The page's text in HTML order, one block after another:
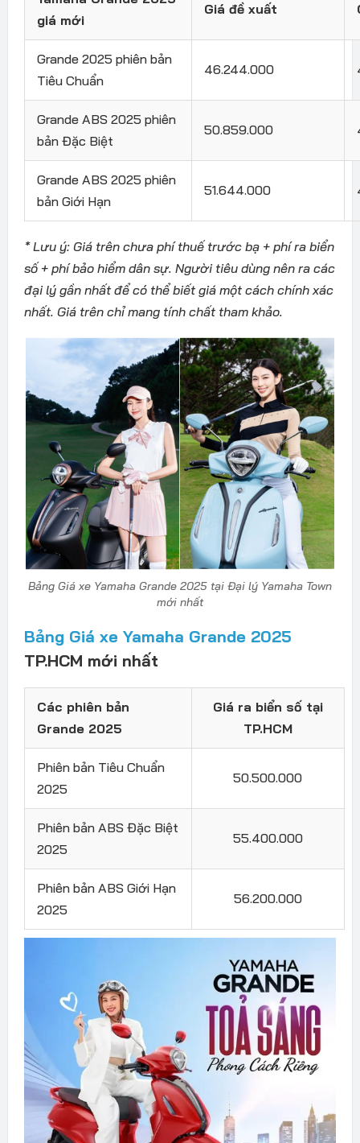
giá mới
Giá đề xuất
Grande 2025 phiên bản
Tiêu Chuẩn
46.244.000
Grande ABS 2025 phiên
bản Đặc Biệt
50.859.000
Grande ABS 2025 phiên
bản Giới Hạn
51.644.000
* Lưu ý: Giá trên chưa phí thuế trước bạ + phí ra biển
số + phí bảo hiểm dân sự. Người tiêu dùng nên ra các
đại lý gần nhất để có thể biết giá một cách chính xác
nhất. Giá trên chỉ mang tính chất tham khảo.
Bảng Giá xe Yamaha Grande 2025 tại Đại lý Yamaha Town
mới nhất
Bảng Giá xe Yamaha Grande 2025
TP.HCM mới nhất
Các phiên bản
Grande 2025
Giá ra biển số tại
TP.HCM
Phiên bản Tiêu Chuẩn
2025
50.500.000
Phiên bản ABS Đặc Biệt
2025
55.400.000
Phiên bản ABS Giới Hạn
2025
56.200.000